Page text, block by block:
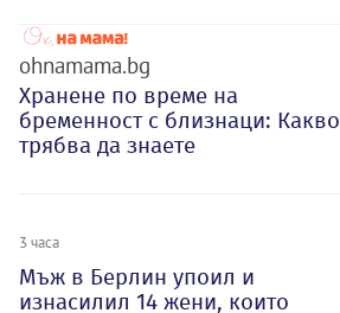
ohnamama.bg
Хранене по време на
бременност с близнаци: Какво
трябва да знаете
3 часа
Мъж в Берлин упоил и
изнасилил 14 жени, които